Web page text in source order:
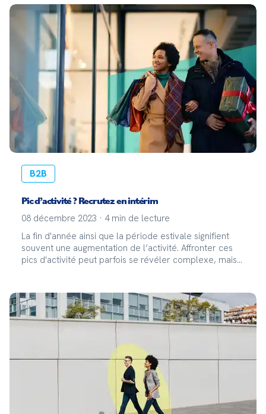
B2B
Pic d’activité ? Recrutez en intérim
08 décembre 2023 · 4 min de lecture
La fin d'année ainsi que la période estivale signifient
souvent une augmentation de l’activité. Affronter ces
pics d'activité peut parfois se révéler complexe, mais